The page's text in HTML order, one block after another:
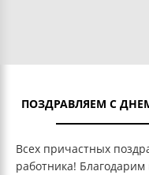
ПОЗДРАВЛЯЕМ С
Всех причастных
работника!